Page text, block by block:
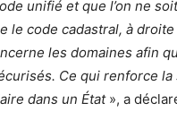
unifié et que l’on ne
le code cadastral, à
les domaines afin
Ce qui renforce la
dans un État», a